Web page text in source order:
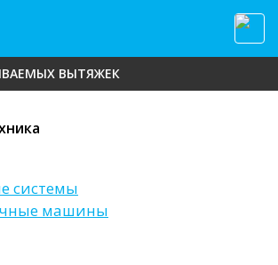
ВЫТЯЖЕК
системы
машины